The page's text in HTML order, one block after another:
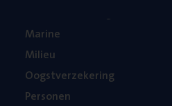
Mari­ne
Mili­eu
Oogst­ver­ze­ke­ring
Per­so­nen